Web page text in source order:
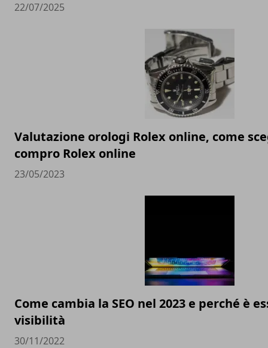
22/07/2025
Valutazione orologi Rolex online, come
compro Rolex online
23/05/2023
Come cambia la SEO nel 2023 e perché è
visibilità
30/11/2022